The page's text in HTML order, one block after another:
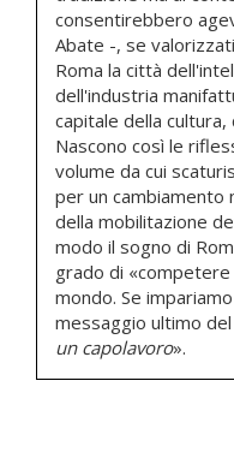
consentirebbero
Abate -, se
Roma la città
dell'industria
capitale della cultura,
Nascono così le
volume da cui
per un cambiamento
della mobilitazione
modo il sogno di
grado di
mondo. Se
messaggio ultimo
un capolavoro».